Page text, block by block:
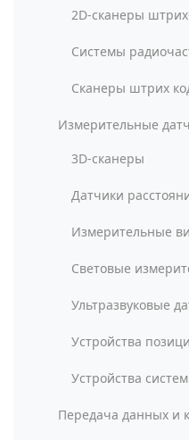
2D-сканеры
Системы
Сканеры штрих
Измерительные
3D-сканеры
Датчики
Измерительные
Световые
Ультразвуковые
Устройства
Устройства
Передача данных и